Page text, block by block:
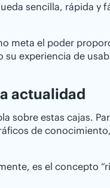
sencilla, rápida y
meta el poder
experiencia de
actualidad
sobre estas cajas.
de
es el concepto